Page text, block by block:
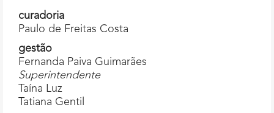
curadoria
Paulo de Freitas Costa
gestão
Fernanda Paiva Guimarães
Superintendente
Taína Luz
Tatiana Gentil